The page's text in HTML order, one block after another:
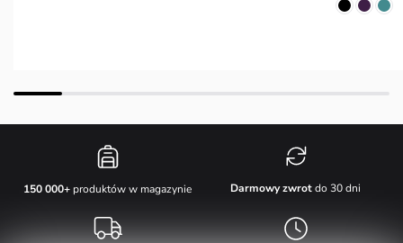
150 000+ produktów w magazynie Darmowy zwrotdo 30 dni